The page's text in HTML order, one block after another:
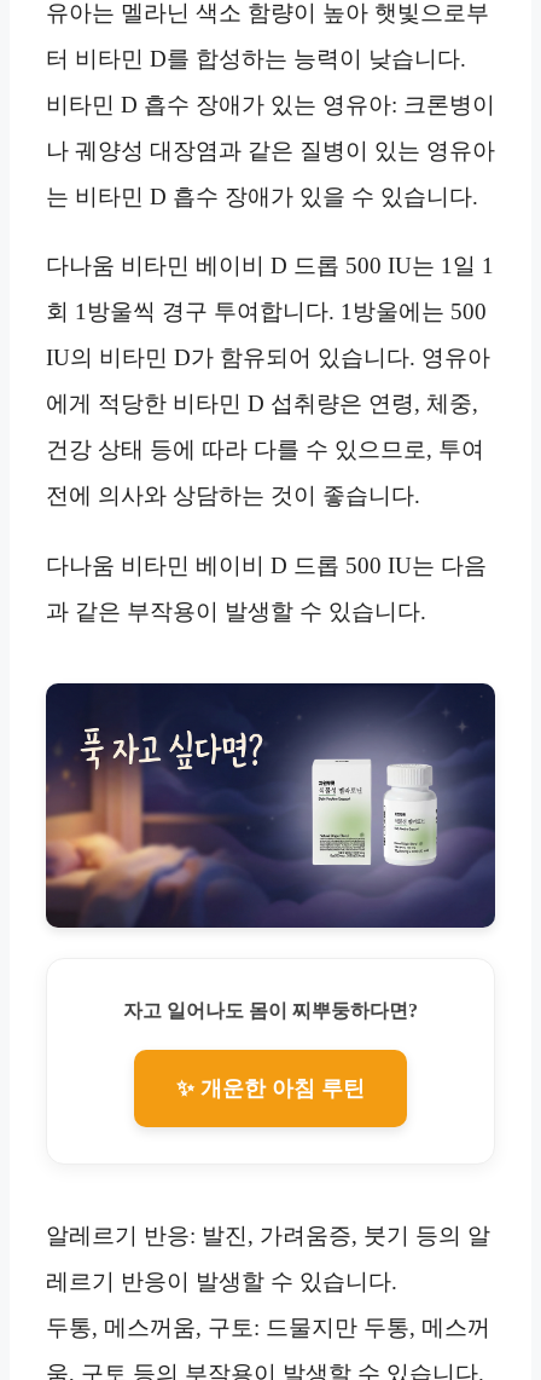
유아는 멜라닌 색소 함량이 높아 햇빛으로부
터 비타민 D를 합성하는 능력이 낮습니다.
비타민 D 흡수 장애가 있는 영유아: 크론병이
나 궤양성 대장염과 같은 질병이 있는 영유아
는 비타민 D 흡수 장애가 있을 수 있습니다.
다나움 비타민 베이비 D 드롭 500 IU는 1일 1
회 1방울씩 경구 투여합니다. 1방울에는 500
IU의 비타민 D가 함유되어 있습니다. 영유아
에게 적당한 비타민 D 섭취량은 연령, 체중,
건강 상태 등에 따라 다를 수 있으므로, 투여
전에 의사와 상담하는 것이 좋습니다.
다나움 비타민 베이비 D 드롭 500 IU는 다음
과 같은 부작용이 발생할 수 있습니다.
자고 일어나도 몸이 찌뿌둥하다면?
✨ 개운한 아침 루틴
알레르기 반응: 발진, 가려움증, 붓기 등의 알
레르기 반응이 발생할 수 있습니다.
두통, 메스꺼움, 구토: 드물지만 두통, 메스꺼
움, 구토 등의 부작용이 발생할 수 있습니다.